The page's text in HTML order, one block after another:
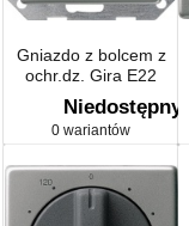
Gniazdo z bolcem z
ochr.dz. Gira E22
naturalny stalowy
Niedostępny
0 wariantów